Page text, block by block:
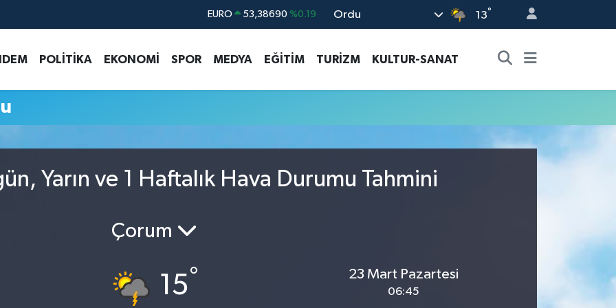
EURO 53,38690 %0.19
G.ALTIN 6862,09000 %0.19
BİST100 14.598,00 %0
Ordu 13°
POLİTİKA EKONOMİ SPOR MEDYA EĞİTİM TURİZM KULTUR-SANAT
Yarın ve 1 Haftalık Hava Durumu Tahmini
Çorum
15° 23 Mart Pazartesi
06:45